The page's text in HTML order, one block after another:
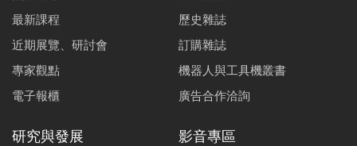
最新課程
近期展覽、研討會
專家觀點
電子報櫃
歷史雜誌
訂購雜誌
機器人與工具機叢書
廣告合作洽詢
研究與發展 影音專區